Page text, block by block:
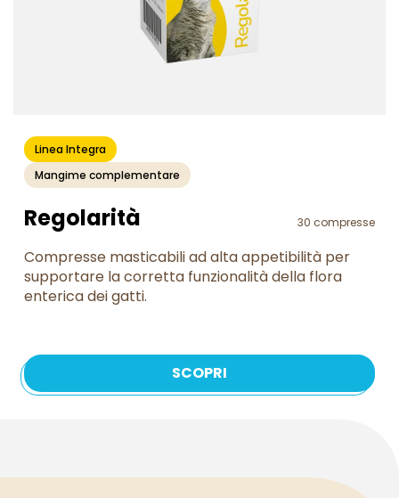
Linea Integra
Mangime complementare
Regolarità 30 compresse
Compresse masticabili ad alta appetibilità per
supportare la corretta funzionalità della flora
enterica dei gatti.
SCOPRI